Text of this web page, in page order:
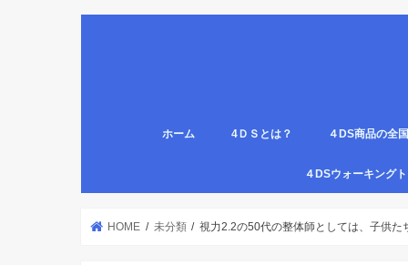
ホーム 4ＤＳとは？
医療従事者,学生のための語呂合わせ
４DS商品の全
４DSの公認ク
4DS腸腹ペタベ
４DS螺旋ソック
４DSウォーキン
HOME 未分類 視力2.2の50代の整体師としては、子供た